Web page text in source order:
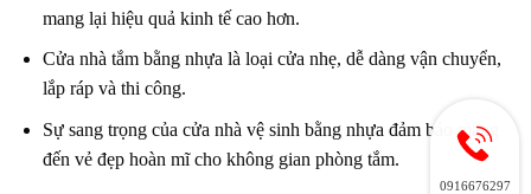
mang lại hiệu quả kinh tế cao hơn.
Cửa nhà tắm bằng nhựa là loại cửa nhẹ, dễ dàng vận chuyển,
lắp ráp và thi công.
Sự sang trọng của cửa nhà vệ sinh bằng nhựa đảm bảo mang
đến vẻ đẹp hoàn mĩ cho không gian phòng tắm.
0916676297